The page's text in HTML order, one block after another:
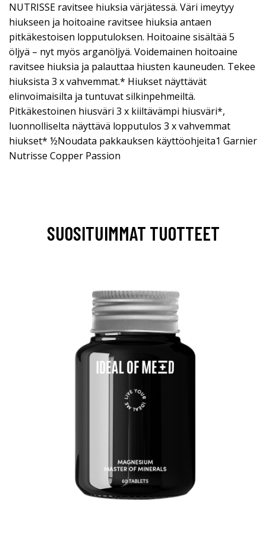
NUTRISSE ravitsee hiuksia värjätessä. Väri imeytyy
hiukseen ja hoitoaine ravitsee hiuksia antaen
pitkäkestoisen lopputuloksen. Hoitoaine sisältää 5
öljyä – nyt myös arganöljyä. Voidemainen hoitoaine
ravitsee hiuksia ja palauttaa hiusten kauneuden. Tekee
hiuksista 3 x vahvemmat.* Hiukset näyttävät
elinvoimaisilta ja tuntuvat silkinpehmeiltä.
Pitkäkestoinen hiusväri 3 x kiiltävämpi hiusväri*,
luonnolliselta näyttävä lopputulos 3 x vahvemmat
hiukset* ½Noudata pakkauksen käyttöohjeita1 Garnier
Nutrisse Copper Passion
SUOSITUIMMAT TUOTTEET